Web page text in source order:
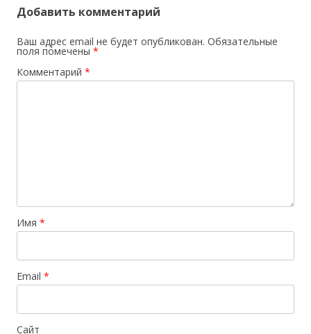
Добавить комментарий
Ваш адрес email не будет опубликован. Обязательные
поля помечены *
Комментарий *
Имя *
Email *
Сайт